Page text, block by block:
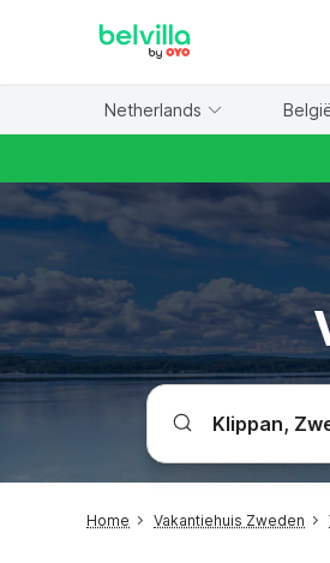
Netherlands
Home Vakantiehuis Zweden